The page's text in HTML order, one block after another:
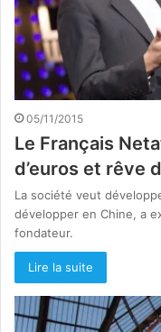
05/11/2015
Le Français
d’euros et rêve
La société veut
développer en Chine, a
fondateur.
Lire la suite